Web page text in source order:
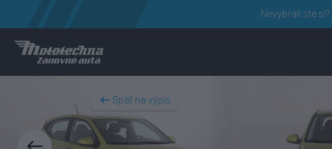
Nevybrali ste si?
Späť na výpis